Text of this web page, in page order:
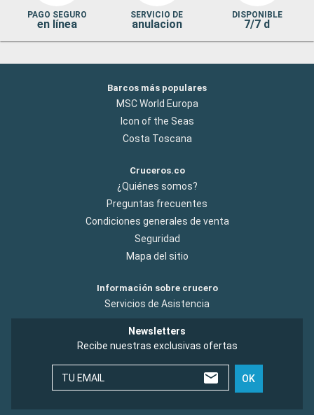
PAGO SEGURO
en línea
SERVICIO DE
anulacion
DISPONIBLE
7/7 d
Barcos más populares
MSC World Europa
Icon of the Seas
Costa Toscana
Cruceros.co
¿Quiénes somos?
Preguntas frecuentes
Condiciones generales de venta
Seguridad
Mapa del sitio
Información sobre crucero
Servicios de Asistencia
Newsletters
Recibe nuestras exclusivas ofertas
TU EMAIL OK